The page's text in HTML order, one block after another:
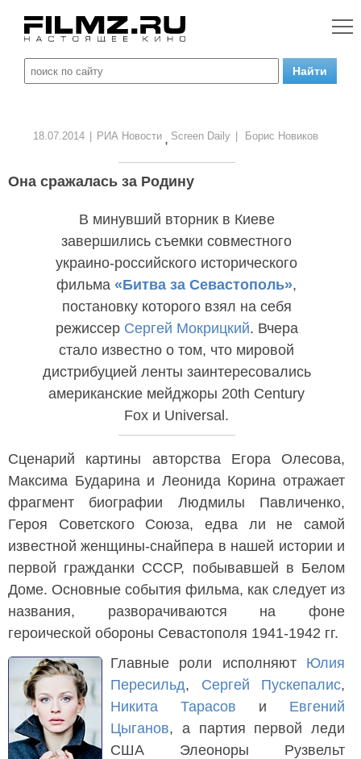
18.07.2014 РИА Новости , Screen Daily Борис Новиков
Она сражалась за Родину
В минувший вторник в Киеве
завершились съемки совместного
украино-российского исторического
фильма «Битва за Севастополь»,
постановку которого взял на себя
режиссер Сергей Мокрицкий. Вчера
стало известно о том, что мировой
дистрибуцией ленты заинтересовались
американские мейджоры 20th Century
Fox и Universal.
Сценарий картины авторства Егора Олесова,
Максима Бударина и Леонида Корина отражает
фрагмент биографии Людмилы Павличенко,
Героя Советского Союза, едва ли не самой
известной женщины-снайпера в нашей истории и
первой гражданки СССР, побывавшей в Белом
Доме. Основные события фильма, как следует из
названия, разворачиваются на фоне
героической обороны Севастополя 1941-1942 гг.
Главные роли исполняют Юлия
Пересильд, Сергей Пускепалис,
Никита Тарасов и Евгений
Цыганов, а партия первой леди
США Элеоноры Рузвельт